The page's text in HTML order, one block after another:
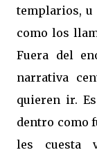
templarios, u
como los
Fuera del
narrativa
quieren ir.
dentro como
les cuesta